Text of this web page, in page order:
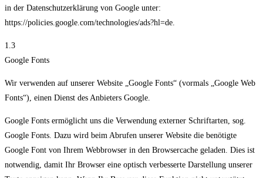
in der Datenschutzerklärung von Google unter:
https://policies.google.com/technologies/ads?hl=de.
1.3
Google Fonts
Wir verwenden auf unserer Website „Google Fonts“ (vormals „Google Web
Fonts“), einen Dienst des Anbieters Google.
Google Fonts ermöglicht uns die Verwendung externer Schriftarten, sog.
Google Fonts. Dazu wird beim Abrufen unserer Website die benötigte
Google Font von Ihrem Webbrowser in den Browsercache geladen. Dies ist
notwendig, damit Ihr Browser eine optisch verbesserte Darstellung unserer